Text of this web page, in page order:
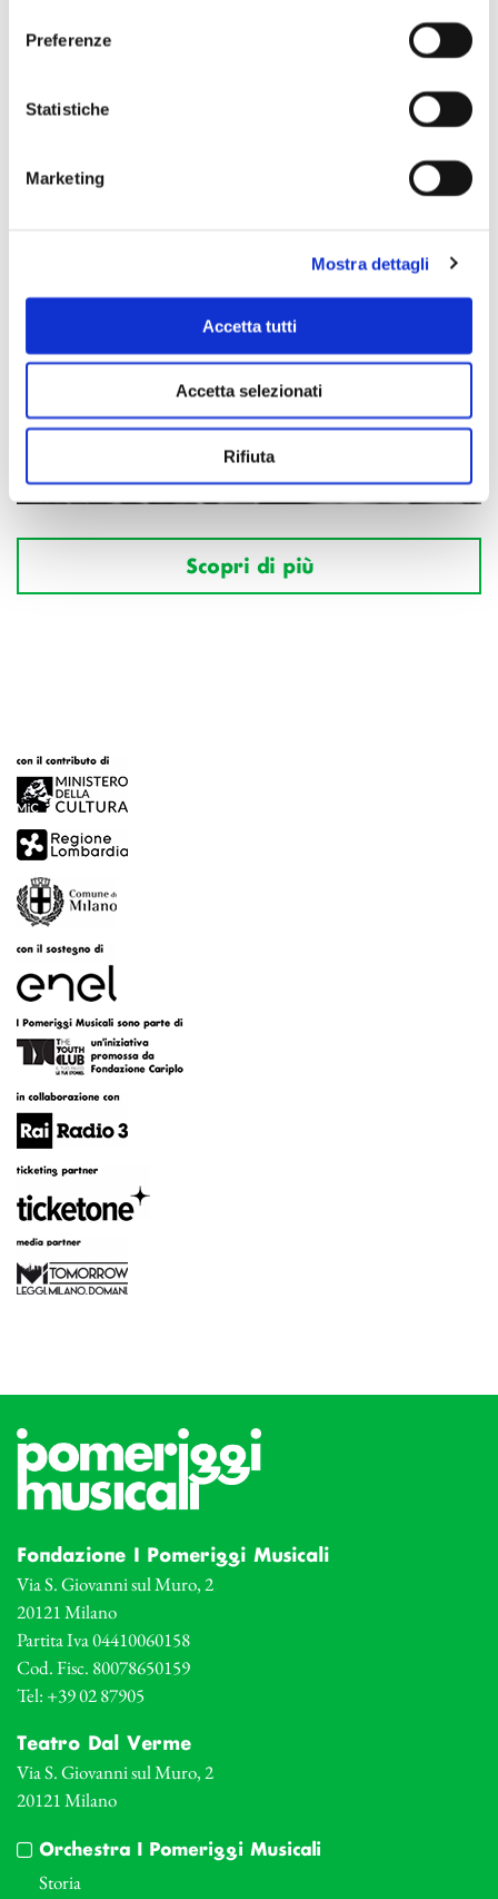
Preferenze
Statistiche
Marketing
Mostra dettagli
Accetta tutti
Accetta selezionati
Rifiuta
Scopri di più
Fondazione I Pomeriggi Musicali
Via S. Giovanni sul Muro, 2
20121 Milano
Partita Iva 04410060158
Cod. Fisc. 80078650159
Tel: +39 02 87905
Teatro Dal Verme
Via S. Giovanni sul Muro, 2
20121 Milano
Orchestra I Pomeriggi Musicali
Storia